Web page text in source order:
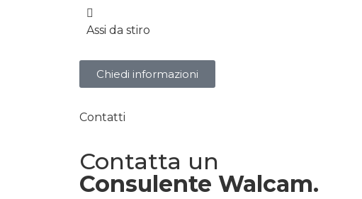
Assi da stiro
Chiedi informazioni
Contatti
Contatta un
Consulente Walcam.